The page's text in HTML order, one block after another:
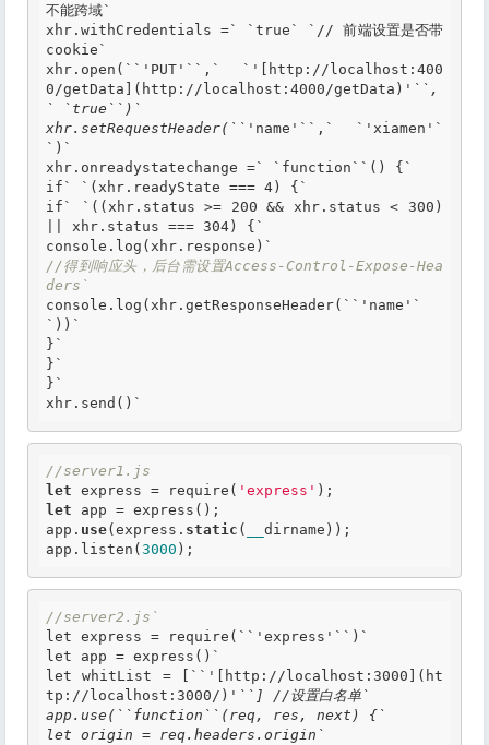
不能跨域`
xhr.withCredentials =` `true ` ` // 前端设置是否带
cookie`
xhr.open( ``' PUT' ``,` `'
[http://localhost:400
0/getData](http://localhost:4000/getData) '``,
` `true``)`
xhr.setRequestHeader(``' name' ``,` `' xiamen' `
`)`
xhr.onreadystatechange =` ` function ``() {`
if ` ` (xhr.readyState === 4) {`
if ` ` ((xhr.status >= 200 && xhr.status < 300)
|| xhr.status === 304) {`
//得到响应头，后台需设置Access-Control-Expose-Hea
ders`
console.log(xhr.getResponseHeader( ``' name' `
`))`
}`
}`
}`
xhr.send()`
//server1.js
let express = require( 'express'
let app = express();
app. use(express. static (
dirname));
app.listen( 3000 );
//server2.js`
let express = require( ``' express' ``)`
let app = express()`
let whitList = [
``'
[http://localhost:3000](ht
tp://localhost:3000/) '``] //设置白名单`
app.use(``function``(req, res, next) {`
let origin = req.headers.origin`